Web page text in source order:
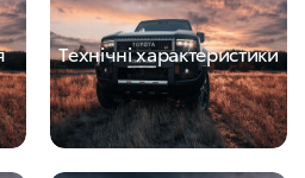
Технічні характеристики